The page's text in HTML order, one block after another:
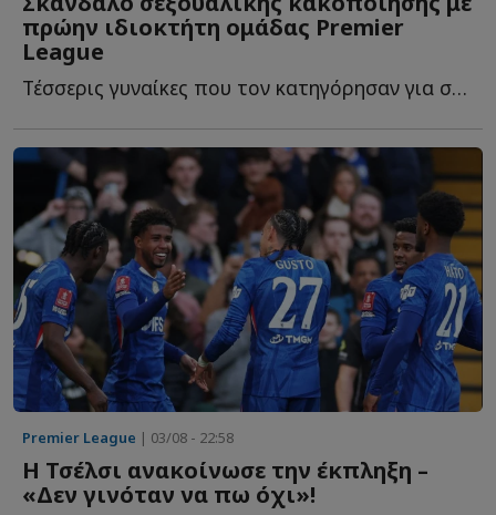
πρώην ιδιοκτήτη ομάδας Premier
League
Τέσσερις γυναίκες που τον κατηγόρησαν για σεξουαλική β...
Premier League | 03/08 - 22:58
Η Τσέλσι ανακοίνωσε την έκπληξη –
«Δεν γινόταν να πω όχι»!